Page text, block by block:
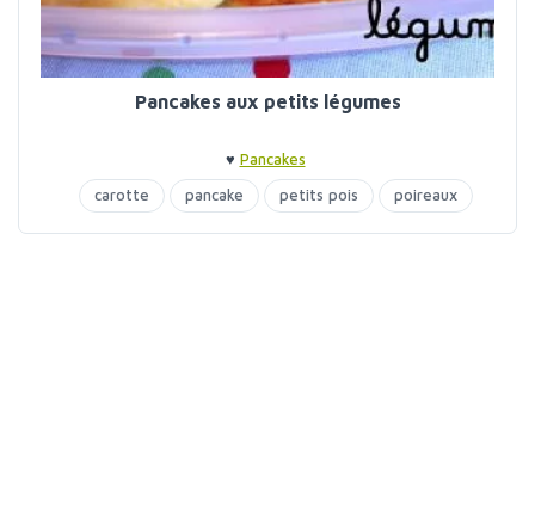
Pancakes aux petits légumes
♥ Pancakes
carotte
pancake petits pois poireaux